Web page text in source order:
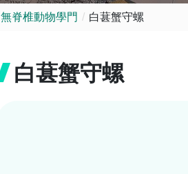
無脊椎動物學門 白葚蟹守螺
白葚蟹守螺